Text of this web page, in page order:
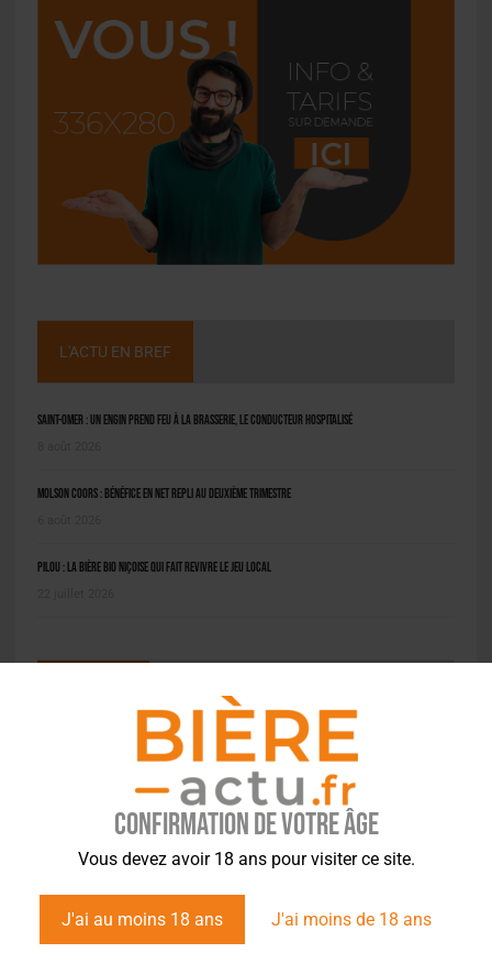
Confirmation de votre âge
Vous devez avoir 18 ans pour visiter ce site.
J'ai au moins 18 ans J'ai moins de 18 ans
L'ACTU EN BREF
Saint-Omer : un engin prend feu à la brasserie, le conducteur hospitalisé
Molson Coors : bénéfice en net repli au deuxième trimestre
Pilou : la bière bio niçoise qui fait revivre le jeu local